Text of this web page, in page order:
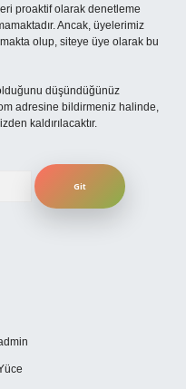
proaktif olarak denetleme
Ancak, üyelerimiz
olup, siteye üye olarak bu
düşündüğünüz
adresine bildirmeniz halinde,
kaldırılacaktır.